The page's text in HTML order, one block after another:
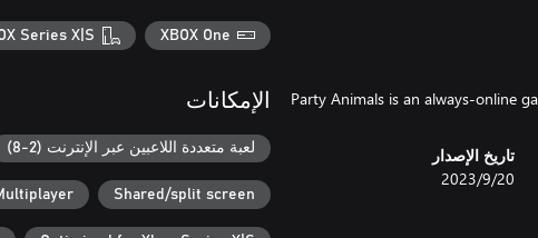
Party Animals is an always-online
تاريخ الإصدار
20‏/9‏/2023
XBOX One
Series X|S
الإمكانات
لعبة متعددة اللاعبين عبر الإنترنت (2-8)
Shared/split screen